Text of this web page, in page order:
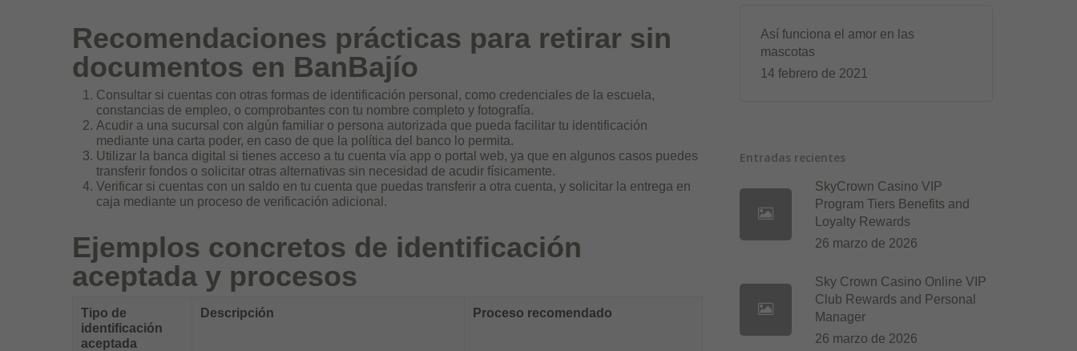
Recomendaciones prácticas para retirar sin
documentos en BanBajío
Consultar si cuentas con otras formas de identificación personal, como credenciales de la escuela,
constancias de empleo, o comprobantes con tu nombre completo y fotografía.
Acudir a una sucursal con algún familiar o persona autorizada que pueda facilitar tu identificación
mediante una carta poder, en caso de que la política del banco lo permita.
Utilizar la banca digital si tienes acceso a tu cuenta vía app o portal web, ya que en algunos casos puedes
transferir fondos o solicitar otras alternativas sin necesidad de acudir físicamente.
Verificar si cuentas con un saldo en tu cuenta que puedas transferir a otra cuenta, y solicitar la entrega en
caja mediante un proceso de verificación adicional.
Ejemplos concretos de identificación
aceptada y procesos
Tipo de
identificación
aceptada
Descripción Proceso recomendado
Así funciona el amor en las
mascotas
14 febrero de 2021
Entradas recientes
SkyCrown Casino VIP
Program Tiers Benefits and
Loyalty Rewards
26 marzo de 2026
Sky Crown Casino Online VIP
Club Rewards and Personal
Manager
26 marzo de 2026